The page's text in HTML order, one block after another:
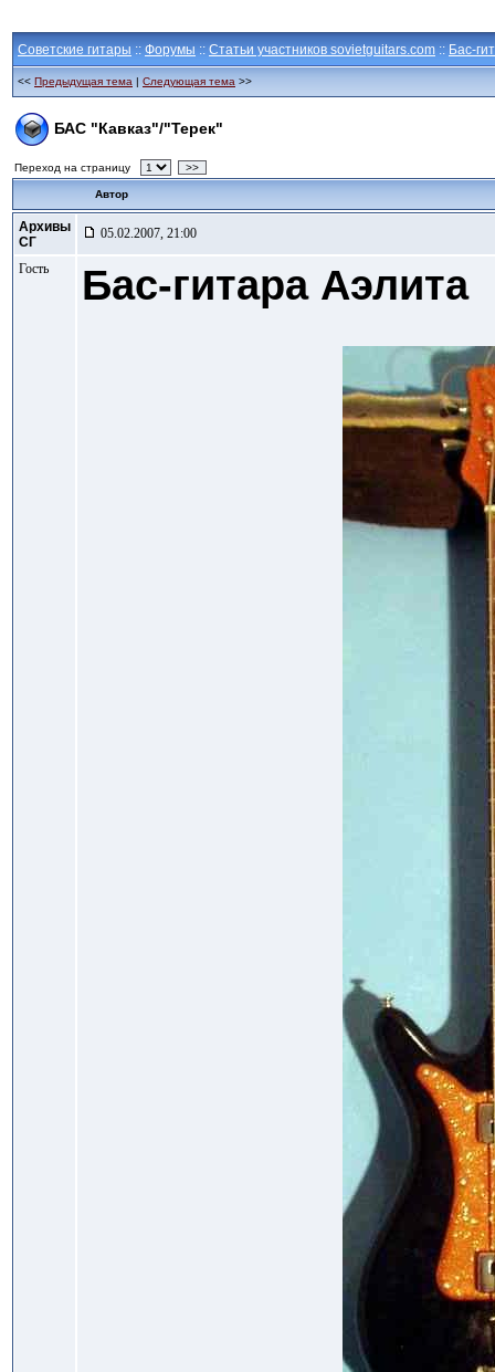
Советские гитары :: Форумы :: Статьи участников sovietguitars.com :: Бас-
<< Предыдущая тема | Следующая тема >>
БАС "Кавказ"/"Терек"
Переход на страницу >>
Автор
Архивы
СГ
05.02.2007, 21:00
Гость Бас-гитара Аэлита